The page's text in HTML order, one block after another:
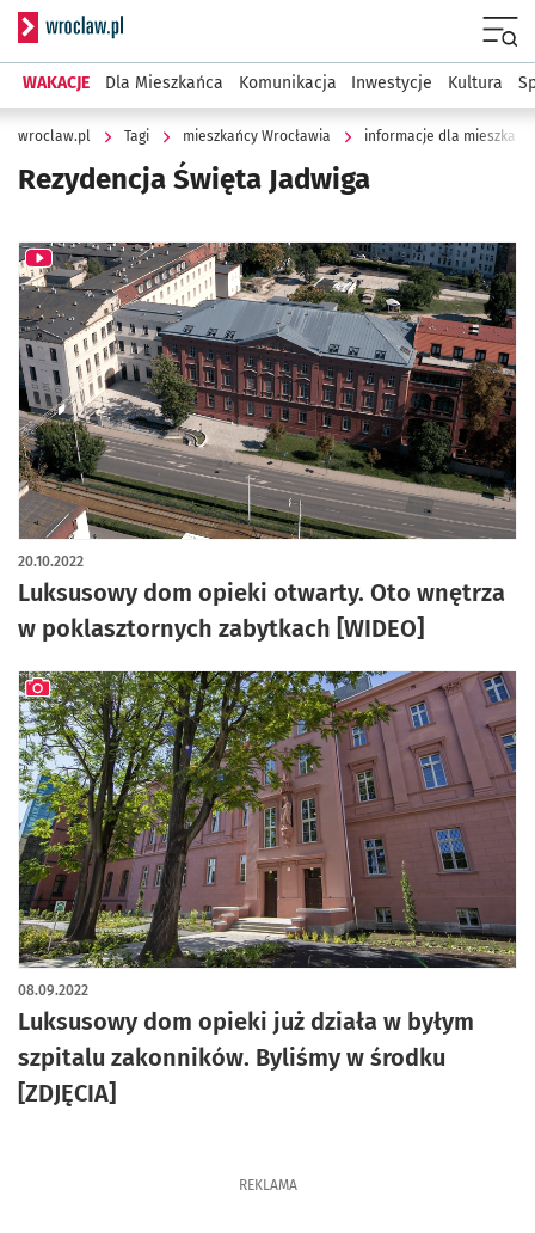
Serwis informacyjny wroclaw.pl
WAKACJE Dla Mieszkańca Komunikacja Inwestycje Kultura
wroclaw.pl Tagi mieszkańcy Wrocławia informacje dla
Rezydencja Święta Jadwiga
Luksusowy dom opieki otwarty. Oto wnętrza
w poklasztornych zabytkach [WIDEO]
20.10.2022
Luksusowy dom opieki już działa w byłym
szpitalu zakonników. Byliśmy w środku
[ZDJĘCIA]
08.09.2022
artykuł z galerią zdjęć
REKLAMA